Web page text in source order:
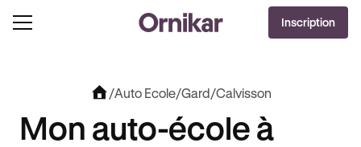
OFFRE EXCLUSIVE
JUSQU’À 170€ OFFERTS AVEC
J'EN PROFITE !
Inscription
/Auto Ecole/Gard/Calvisson
Mon auto-école à